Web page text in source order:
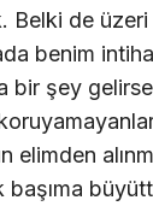
de
benim
bir şey